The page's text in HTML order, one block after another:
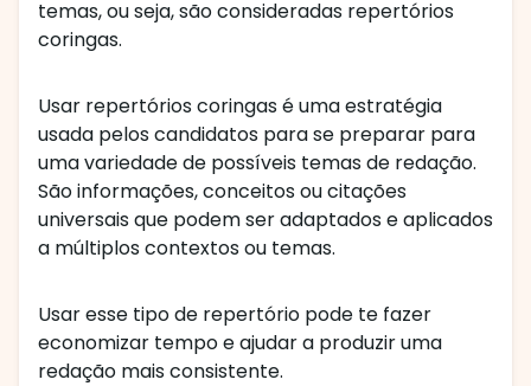
temas, ou seja, são consideradas repertórios
coringas.
Usar repertórios coringas é uma estratégia
usada pelos candidatos para se preparar para
uma variedade de possíveis temas de redação.
São informações, conceitos ou citações
universais que podem ser adaptados e aplicados
a múltiplos contextos ou temas.
Usar esse tipo de repertório pode te fazer
economizar tempo e ajudar a produzir uma
redação mais consistente.